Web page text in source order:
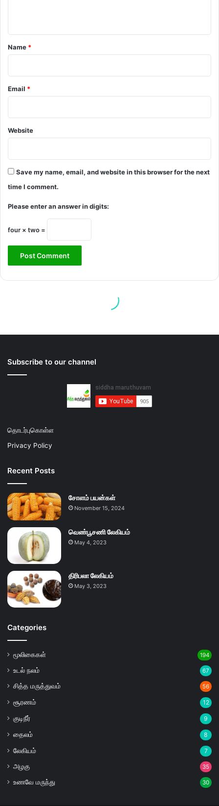
Subscribe to our channel
தொடர்புகொள்ள
Privacy Policy
Recent Posts
சோளம் பயன்கள்
November 15, 2024
வெண்பூசணி லேகியம்
May 4, 2023
திரிபலா லேகியம்
May 3, 2023
Categories
மூலிகைகள் 194
உடல் நலம் 67
சித்த மருத்துவம் 56
சூரணம் 12
குடிநீர் 9
தைலம் 8
லேகியம் 7
அழகு 35
உணவே மருந்து 30